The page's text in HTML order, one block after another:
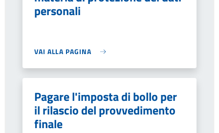
personali
VAI ALLA PAGINA
Pagare l'imposta di bollo per
il rilascio del provvedimento
finale